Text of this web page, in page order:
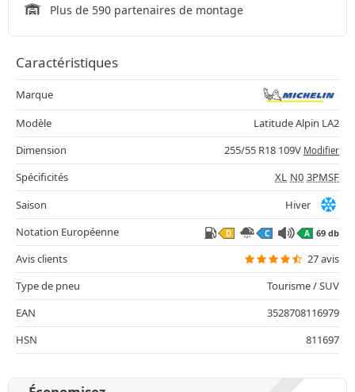
Plus de 590 partenaires de montage
Caractéristiques
Marque
Modèle
Latitude Alpin LA2
Dimension
255/55 R18 109V Modifier
Spécificités XL N0 3PMSF
Saison
Hiver
Notation Européenne
D C A 69 db
Avis clients
27 avis
Type de pneu
Tourisme / SUV
EAN
3528708116979
HSN
811697